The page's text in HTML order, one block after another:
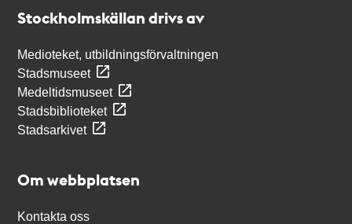
Stockholmskällan drivs av
Medioteket, utbildningsförvaltningen
Stadsmuseet
Medeltidsmuseet
Stadsbiblioteket
Stadsarkivet
Om webbplatsen
Kontakta oss